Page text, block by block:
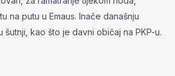
na putu u Emaus. Inače današnju
kao što je davni običaj na PKP-u.